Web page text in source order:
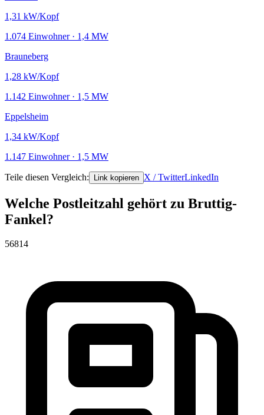
1,31 kW/Kopf
1.074 Einwohner · 1,4 MW
Brauneberg
1,28 kW/Kopf
1.142 Einwohner · 1,5 MW
Eppelsheim
1,34 kW/Kopf
1.147 Einwohner · 1,5 MW
Teile diesen Vergleich: Link kopieren X / TwitterLinkedIn
Welche Postleitzahl gehört zu Bruttig-
Fankel?
56814